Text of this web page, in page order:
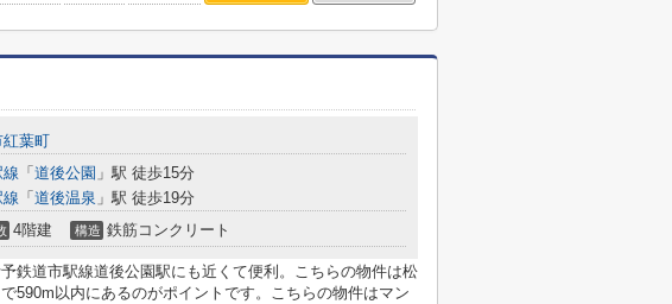
紅葉町
「 道後公園 」駅 徒歩15分
「 道後温泉 」駅 徒歩19分
4階建 構造 鉄筋コンクリート
鉄道市駅線道後公園駅にも近くて便利。こちらの物件は松
590m以内にあるのがポイントです。こちらの物件はマン